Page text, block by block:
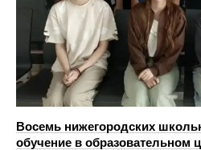
Восемь нижегородских
обучение в образовательном